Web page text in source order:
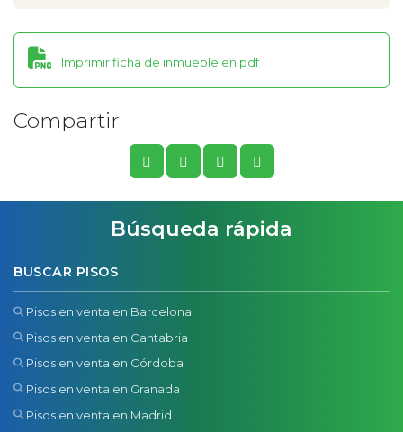
Imprimir ficha de inmueble en pdf
Compartir
Búsqueda rápida
BUSCAR PISOS
Pisos en venta en Barcelona
Pisos en venta en Cantabria
Pisos en venta en Córdoba
Pisos en venta en Granada
Pisos en venta en Madrid